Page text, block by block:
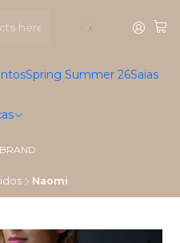
Spring Summer 26Saias
Naomi